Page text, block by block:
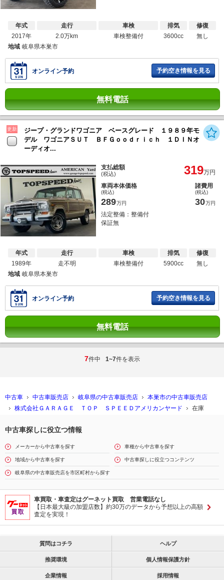
年式
2017年
走行
2.0万km
車検
車検整備付
排気
3600cc
修復
無し
地域 岐阜県本巣市
オンライン予約 予約空き情報を見る
無料電話
更新
ジープ・グランドワゴニア ベースグレード １９８９年モ
デル ワゴニアＳＵＴ ＢＦＧｏｏｄｒｉｃｈ １ＤＩＮオ
ーディオ...
支払総額
(税込) 319万円
車両本体価格
(税込)
289万円
諸費用
(税込)
30万円
法定整備：整備付
保証無
年式
1989年
走行
走不明
車検
車検整備付
排気
5900cc
修復
無し
地域 岐阜県本巣市
オンライン予約 予約空き情報を見る
無料電話
7件中 1~7件を表示
中古車 中古車販売店 岐阜県の中古車販売店
本巣市の中古車販売店
株式会社ＧＡＲＡＧＥ ＴＯＰ ＳＰＥＥＤアメリカンヤード
在庫
中古車探しに役立つ情報
メーカーから中古車を探す 車種から中古車を探す
地域から中古車を探す 中古車探しに役立つコンテンツ
岐阜県の中古車販売店を市区町村から探す
車買取・車査定はグーネット買取 営業電話なし
【日本最大級の加盟店数】約30万のデータから予想以上の高額
査定を実現！
質問はコチラ ヘルプ
推奨環境 個人情報保護方針
企業情報 採用情報